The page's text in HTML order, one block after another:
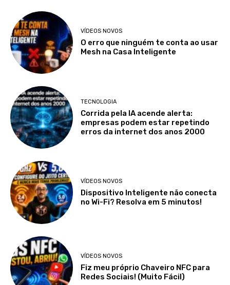
VÍDEOS NOVOS
O erro que ninguém te conta ao usar
Mesh na Casa Inteligente
TECNOLOGIA
Corrida pela IA acende alerta:
empresas podem estar repetindo
erros da internet dos anos 2000
VÍDEOS NOVOS
Dispositivo Inteligente não conecta
no Wi-Fi? Resolva em 5 minutos!
VÍDEOS NOVOS
Fiz meu próprio Chaveiro NFC para
Redes Sociais! (Muito Fácil)